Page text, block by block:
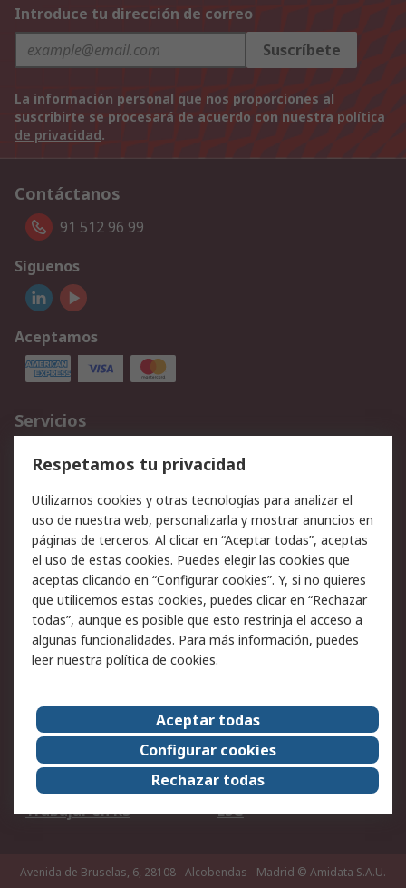
Introduce tu dirección de correo
Suscríbete
La información personal que nos proporciones al
suscribirte se procesará de acuerdo con nuestra política
de privacidad.
Contáctanos
91 512 96 99
Síguenos
Aceptamos
Servicios
Cómo realizar pedidos
Devoluciones
Facturación y pago
Ofertas
Soporte técnico
Legal
Aviso legal
Política de privacidad -
Actualizada
Política sobre cookies
Seguridad de emails
Certificaciones de
Condiciones de venta
Acerca de RS
Acerca de RS
RS Group
RS en el mundo
Sala de prensa
Trabajar en RS
ESG
Avenida de Bruselas, 6, 28108 - Alcobendas - Madrid © Amidata S.A.U.
Respetamos tu privacidad
Utilizamos cookies y otras tecnologías para analizar el
uso de nuestra web, personalizarla y mostrar anuncios en
páginas de terceros. Al clicar en “Aceptar todas”, aceptas
el uso de estas cookies. Puedes elegir las cookies que
aceptas clicando en “Configurar cookies”. Y, si no quieres
que utilicemos estas cookies, puedes clicar en “Rechazar
todas”, aunque es posible que esto restrinja el acceso a
algunas funcionalidades. Para más información, puedes
leer nuestra política de cookies.
Aceptar todas
Configurar cookies
Rechazar todas